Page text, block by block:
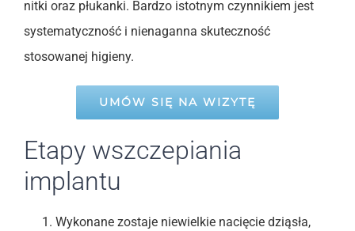
nitki oraz płukanki. Bardzo istotnym czynnikiem jest
systematyczność i nienaganna skuteczność
stosowanej higieny.
UMÓW SIĘ NA WIZYTĘ
Etapy wszczepiania
implantu
Wykonane zostaje niewielkie nacięcie dziąsła,